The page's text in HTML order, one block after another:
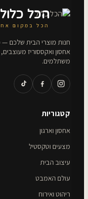
הכל כלול
הכל במקום
חנות מוצרי הבית שלכם
אחסון ואקססוריז
משתלמים.
קטגוריות
אחסון וארגון
מצעים וטקסטיל
עיצוב הבית
עולם האמבט
ריהוט ואירוח